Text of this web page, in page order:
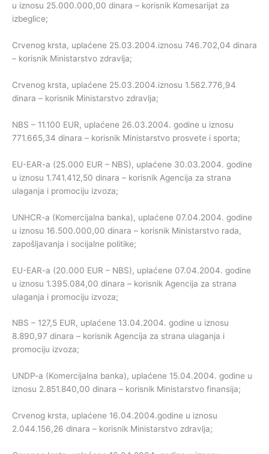
u iznosu 25.000.000,00 dinara – korisnik Komesarijat za
izbeglice;
Crvenog krsta, uplaćene 25.03.2004.iznosu 746.702,04 dinara
– korisnik Ministarstvo zdravlja;
Crvenog krsta, uplaćene 25.03.2004.iznosu 1.562.776,94
dinara – korisnik Ministarstvo zdravlja;
NBS – 11.100 EUR, uplaćene 26.03.2004. godine u iznosu
771.665,34 dinara – korisnik Ministarstvo prosvete i sporta;
EU-EAR-a (25.000 EUR – NBS), uplaćene 30.03.2004. godine
u iznosu 1.741.412,50 dinara – korisnik Agencija za strana
ulaganja i promociju izvoza;
UNHCR-a (Komercijalna banka), uplaćene 07.04.2004. godine
u iznosu 16.500.000,00 dinara – korisnik Ministarstvo rada,
zapošljavanja i socijalne politike;
EU-EAR-a (20.000 EUR – NBS), uplaćene 07.04.2004. godine
u iznosu 1.395.084,00 dinara – korisnik Agencija za strana
ulaganja i promociju izvoza;
NBS – 127,5 EUR, uplaćene 13.04.2004. godine u iznosu
8.890,97 dinara – korisnik Agencija za strana ulaganja i
promociju izvoza;
UNDP-a (Komercijalna banka), uplaćene 15.04.2004. godine u
iznosu 2.851.840,00 dinara – korisnik Ministarstvo finansija;
Crvenog krsta, uplaćene 16.04.2004.godine u iznosu
2.044.156,26 dinara – korisnik Ministarstvo zdravlja;